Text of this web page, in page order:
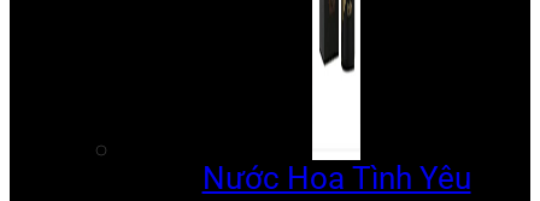
Nước Hoa Tình Yêu